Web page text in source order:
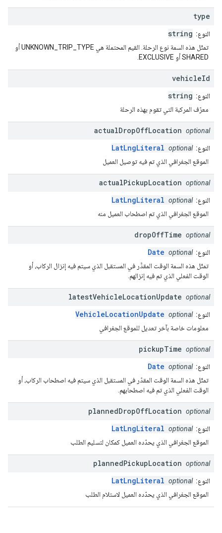
type
النوع: string
تمثّل هذه السمة نوع الرحلة. القيم المحتملة هي UNKNOWN_TRIP_TYPE أو
SHARED أو EXCLUSIVE.
vehicleId
النوع: string
معرّف المركبة التي تقوم بهذه الرحلة
actualDropOffLocation optional
النوع: LatLngLiteral optional
الموقع الجغرافي الذي تم فيه توصيل العميل
actualPickupLocation optional
النوع: LatLngLiteral optional
الموقع الجغرافي الذي تم اصطحاب العميل منه
dropOffTime optional
النوع: Date optional
تمثّل هذه السمة الوقت المقدَّر في المستقبل الذي سيتم فيه إنزال الركاب، أو
الوقت الفعلي الذي تم فيه إنزالهم.
latestVehicleLocationUpdate optional
النوع: VehicleLocationUpdate optional
معلومات خاصة بآخر تعديل للموقع الجغرافي
pickupTime optional
النوع: Date optional
تمثّل هذه السمة الوقت المقدّر في المستقبل الذي سيتم فيه اصطحاب الركاب، أو
الوقت الفعلي الذي تم فيه اصطحابهم.
plannedDropOffLocation optional
النوع: LatLngLiteral optional
الموقع الجغرافي الذي يحدّده العميل كمكان لتسليم الطلب
plannedPickupLocation optional
النوع: LatLngLiteral optional
الموقع الجغرافي الذي يحدّده العميل لاستلام الطلب